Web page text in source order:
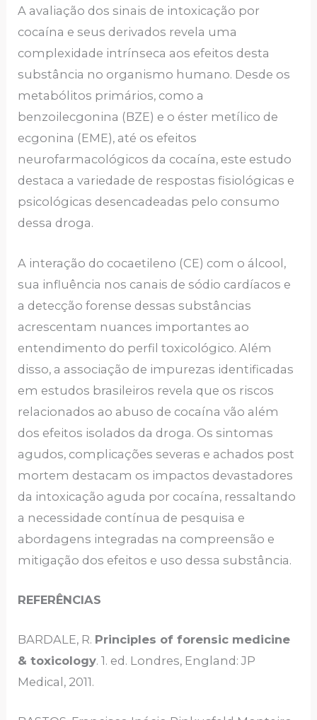
A avaliação dos sinais de intoxicação por
cocaína e seus derivados revela uma
complexidade intrínseca aos efeitos desta
substância no organismo humano. Desde os
metabólitos primários, como a
benzoilecgonina (BZE) e o éster metílico de
ecgonina (EME), até os efeitos
neurofarmacológicos da cocaína, este estudo
destaca a variedade de respostas fisiológicas e
psicológicas desencadeadas pelo consumo
dessa droga.
A interação do cocaetileno (CE) com o álcool,
sua influência nos canais de sódio cardíacos e
a detecção forense dessas substâncias
acrescentam nuances importantes ao
entendimento do perfil toxicológico. Além
disso, a associação de impurezas identificadas
em estudos brasileiros revela que os riscos
relacionados ao abuso de cocaína vão além
dos efeitos isolados da droga. Os sintomas
agudos, complicações severas e achados post
mortem destacam os impactos devastadores
da intoxicação aguda por cocaína, ressaltando
a necessidade contínua de pesquisa e
abordagens integradas na compreensão e
mitigação dos efeitos e uso dessa substância.
REFERÊNCIAS
BARDALE, R. Principles of forensic medicine
& toxicology. 1. ed. Londres, England: JP
Medical, 2011.